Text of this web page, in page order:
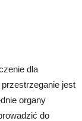
dla
jest
organy
do